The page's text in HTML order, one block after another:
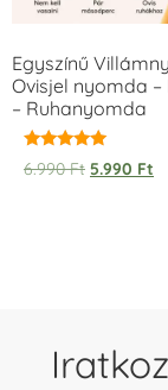
Egyszínű
Ovisjel nyomda –
– Ruhanyomda
Értékelés:
5.00
6.990Ft 5.990 Ft